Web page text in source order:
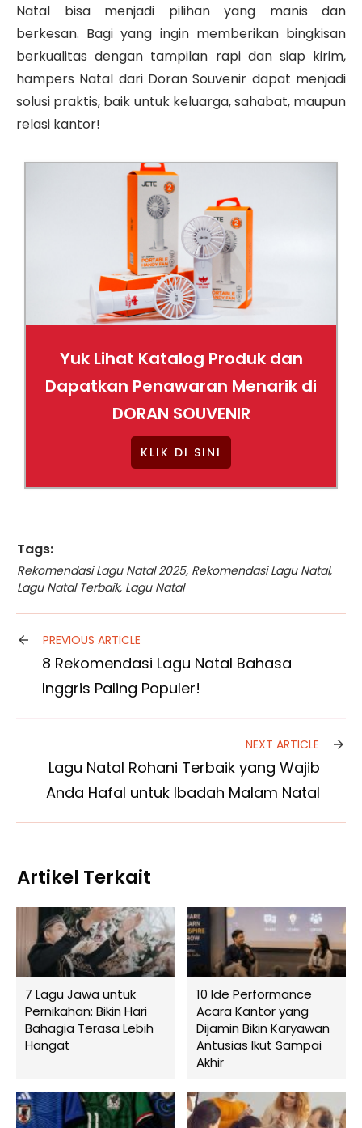
Natal bisa menjadi pilihan yang manis dan
berkesan. Bagi yang ingin memberikan bingkisan
berkualitas dengan tampilan rapi dan siap kirim,
hampers Natal dari Doran Souvenir dapat menjadi
solusi praktis, baik untuk keluarga, sahabat, maupun
relasi kantor!
Yuk Lihat Katalog Produk dan
Dapatkan Penawaran Menarik di
DORAN SOUVENIR
KLIK DI SINI
Tags:
Rekomendasi Lagu Natal 2025, Rekomendasi Lagu Natal,
Lagu Natal Terbaik, Lagu Natal
PREVIOUS ARTICLE
8 Rekomendasi Lagu Natal Bahasa
Inggris Paling Populer!
NEXT ARTICLE
Lagu Natal Rohani Terbaik yang Wajib
Anda Hafal untuk Ibadah Malam Natal
Artikel Terkait
7 Lagu Jawa untuk
Pernikahan: Bikin Hari
Bahagia Terasa Lebih
Hangat
10 Ide Performance
Acara Kantor yang
Dijamin Bikin Karyawan
Antusias Ikut Sampai
Akhir